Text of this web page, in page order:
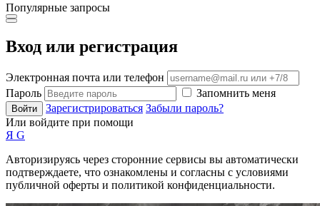
Популярные запросы
Вход или регистрация
Электронная почта или телефон
Пароль
Запомнить меня
Войти Зарегистрироваться Забыли пароль?
Или войдите при помощи
Я G
Авторизируясь через сторонние сервисы вы автоматически
подтверждаете, что ознакомлены и согласны с условиями
публичной оферты и политикой конфиденциальности.